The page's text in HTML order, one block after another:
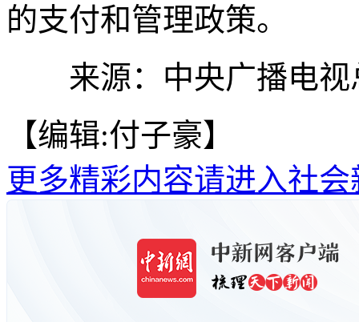
的支付和管理政策。
来源：中央广播电视
【编辑:付子豪】
更多精彩内容请进入社会